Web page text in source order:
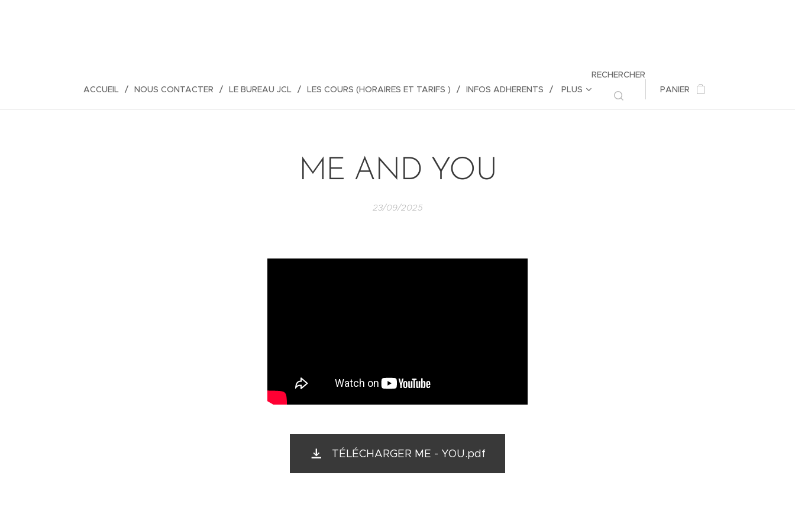
ACCUEIL NOUS CONTACTER LE BUREAU JCL LES COURS (HORAIRES ET TARIFS ) INFOS ADHERENTS PLUS
RECHERCHER
PANIER
ME AND YOU
23/09/2025
TÉLÉCHARGER ME - YOU.pdf